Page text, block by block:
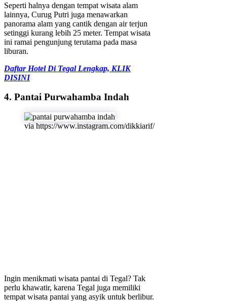
Seperti halnya dengan tempat wisata alam
lainnya, Curug Putri juga menawarkan
panorama alam yang cantik dengan air terjun
setinggi kurang lebih 25 meter. Tempat wisata
ini ramai pengunjung terutama pada masa
liburan.
Daftar Hotel Di Tegal Lengkap, KLIK
DISINI
4. Pantai Purwahamba Indah
via https://www.instagram.com/dikkiarif/
Ingin menikmati wisata pantai di Tegal? Tak
perlu khawatir, karena Tegal juga memiliki
tempat wisata pantai yang asyik untuk berlibur.